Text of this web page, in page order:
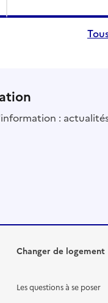
:
Changer de logement
Les questions à se poser